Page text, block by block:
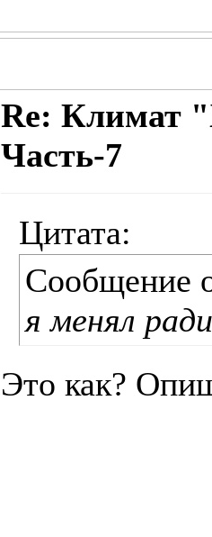
Re: Климат
Часть-7
Цитата:
Сообщение
я менял
Это как?